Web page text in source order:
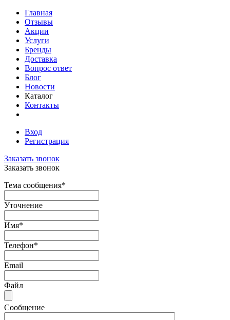
Главная
Отзывы
Акции
Услуги
Бренды
Доставка
Вопрос ответ
Блог
Новости
Каталог
Контакты
Вход
Регистрация
Заказать звонок
Заказать звонок
Тема сообщения*
Уточнение
Имя*
Телефон*
Email
Файл
Сообщение